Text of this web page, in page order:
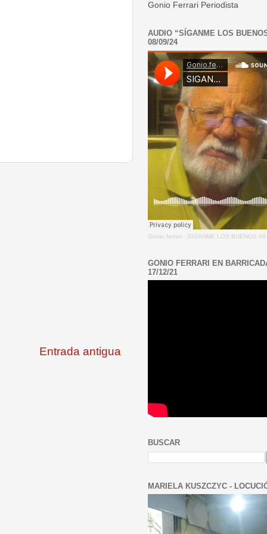
Entrada antigua
Gonio Ferrari Periodista
AUDIO “SÍGANME LOS
08/09/24
Gonio.ferrari · SIGANME LOS BUENOS
GONIO FERRARI EN
17/12/21
BUSCAR
MARIELA KUSZCZYC -